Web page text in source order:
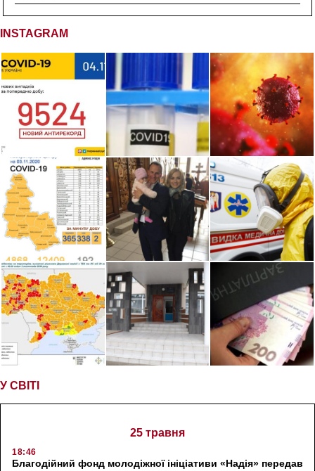
INSTAGRAM
У СВІТІ
25 травня
18:46
Благодійний фонд молодіжної ініціативи «Надія» передав